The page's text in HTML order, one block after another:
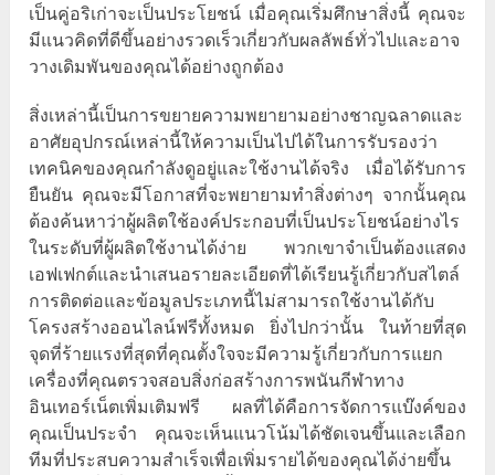
เป็นคู่อริเก่าจะเป็นประโยชน์ เมื่อคุณเริ่มศึกษาสิ่งนี้ คุณจะ
มีแนวคิดที่ดีขึ้นอย่างรวดเร็วเกี่ยวกับผลลัพธ์ทั่วไปและอาจ
วางเดิมพันของคุณได้อย่างถูกต้อง
สิ่งเหล่านี้เป็นการขยายความพยายามอย่างชาญฉลาดและ
อาศัยอุปกรณ์เหล่านี้ให้ความเป็นไปได้ในการรับรองว่า
เทคนิคของคุณกำลังดูอยู่และใช้งานได้จริง เมื่อได้รับการ
ยืนยัน คุณจะมีโอกาสที่จะพยายามทำสิ่งต่างๆ จากนั้นคุณ
ต้องค้นหาว่าผู้ผลิตใช้องค์ประกอบที่เป็นประโยชน์อย่างไร
ในระดับที่ผู้ผลิตใช้งานได้ง่าย พวกเขาจำเป็นต้องแสดง
เอฟเฟกต์และนำเสนอรายละเอียดที่ได้เรียนรู้เกี่ยวกับสไตล์
การติดต่อและข้อมูลประเภทนี้ไม่สามารถใช้งานได้กับ
โครงสร้างออนไลน์ฟรีทั้งหมด ยิ่งไปกว่านั้น ในท้ายที่สุด
จุดที่ร้ายแรงที่สุดที่คุณตั้งใจจะมีความรู้เกี่ยวกับการแยก
เครื่องที่คุณตรวจสอบสิ่งก่อสร้างการพนันกีฬาทาง
อินเทอร์เน็ตเพิ่มเติมฟรี ผลที่ได้คือการจัดการแบ๊งค์ของ
คุณเป็นประจำ คุณจะเห็นแนวโน้มได้ชัดเจนขึ้นและเลือก
ทีมที่ประสบความสำเร็จเพื่อเพิ่มรายได้ของคุณได้ง่ายขึ้น